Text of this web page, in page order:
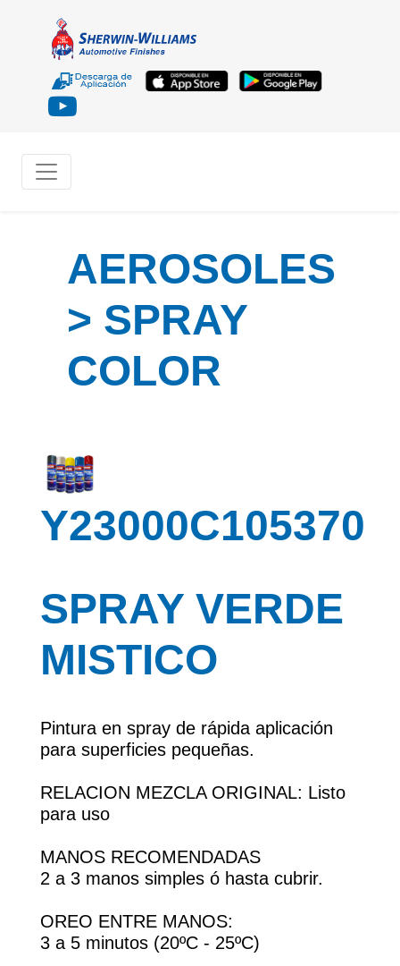
AEROSOLES
> SPRAY
COLOR
Y23000C105370
SPRAY VERDE
MISTICO
Pintura en spray de rápida aplicación
para superficies pequeñas.
RELACION MEZCLA ORIGINAL: Listo
para uso
MANOS RECOMENDADAS
2 a 3 manos simples ó hasta cubrir.
OREO ENTRE MANOS:
3 a 5 minutos (20ºC - 25ºC)